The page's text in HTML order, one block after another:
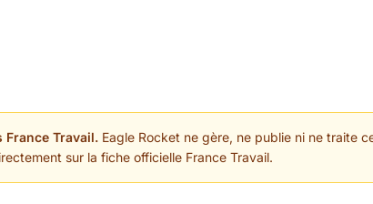
France Travail. Eagle Rocket ne gère, ne publie ni ne traite
sur la fiche officielle France Travail.